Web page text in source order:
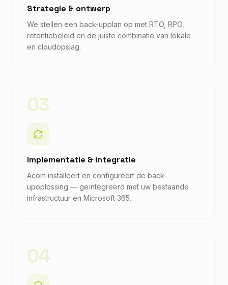
Strategie & ontwerp
We stellen een back-upplan op met RTO, RPO,
retentiebeleid en de juiste combinatie van lokale
en cloudopslag.
03
Implementatie & integratie
Acom installeert en configureert de back-
upoplossing — geïntegreerd met uw bestaande
infrastructuur en Microsoft 365.
04